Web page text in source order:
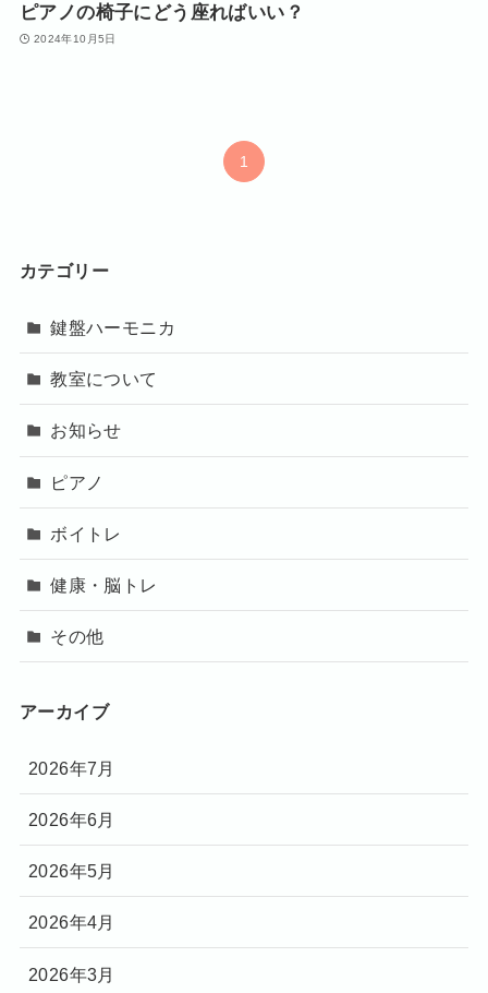
ピアノの椅子にどう座ればいい？
2024年10月5日
1
カテゴリー
鍵盤ハーモニカ
教室について
お知らせ
ピアノ
ボイトレ
健康・脳トレ
その他
アーカイブ
2026年7月
2026年6月
2026年5月
2026年4月
2026年3月